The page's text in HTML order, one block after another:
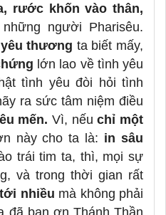
rước khốn vào thân,
người Pharisêu.
thương ta biết mấy,
lớn lao về tình yêu
tình yêu đòi hỏi tình
ra sức tâm niệm điều
mến. Vì, nếuchỉ một
này cho ta là: in sâu
trái tim ta, thì, mọi sự
và trong thời gian rất
nhiều mà không phải
đã ban ơn Thánh Thần